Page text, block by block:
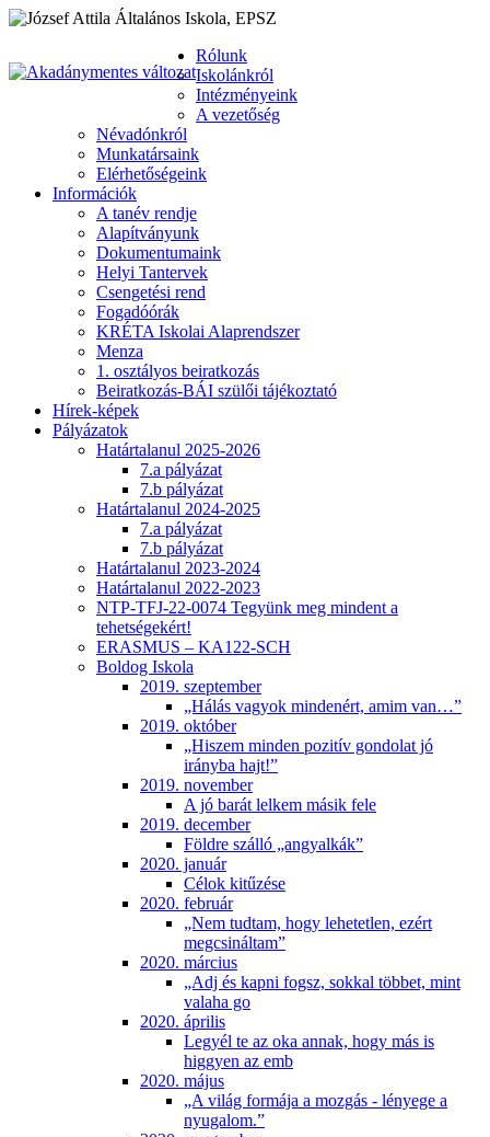
Rólunk
Iskolánkról
Intézményeink
A vezetőség
Névadónkról
Munkatársaink
Elérhetőségeink
Információk
A tanév rendje
Alapítványunk
Dokumentumaink
Helyi Tantervek
Csengetési rend
Fogadóórák
KRÉTA Iskolai Alaprendszer
Menza
1. osztályos beiratkozás
Beiratkozás-BÁI szülői tájékoztató
Hírek-képek
Pályázatok
Határtalanul 2025-2026
7.a pályázat
7.b pályázat
Határtalanul 2024-2025
7.a pályázat
7.b pályázat
Határtalanul 2023-2024
Határtalanul 2022-2023
NTP-TFJ-22-0074 Tegyünk meg mindent a
tehetségekért!
ERASMUS – KA122-SCH
Boldog Iskola
2019. szeptember
„Hálás vagyok mindenért, amim van…”
2019. október
„Hiszem minden pozitív gondolat jó
irányba hajt!”
2019. november
A jó barát lelkem másik fele
2019. december
Földre szálló „angyalkák”
2020. január
Célok kitűzése
2020. február
„Nem tudtam, hogy lehetetlen, ezért
megcsináltam”
2020. március
„Adj és kapni fogsz, sokkal többet, mint
valaha go
2020. április
Legyél te az oka annak, hogy más is
higgyen az emb
2020. május
„A világ formája a mozgás - lényege a
nyugalom.”